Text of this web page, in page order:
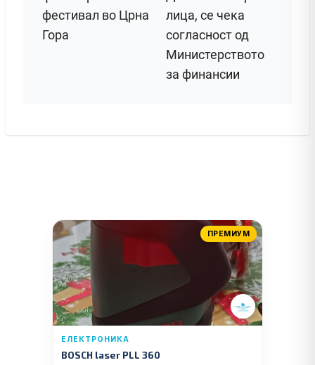
фестивал во Црна
Гора
лица, се чека
согласност од
Министерството
за финансии
ПРЕМИУМ
ЕЛЕКТРОНИКА
BOSCH laser PLL 360